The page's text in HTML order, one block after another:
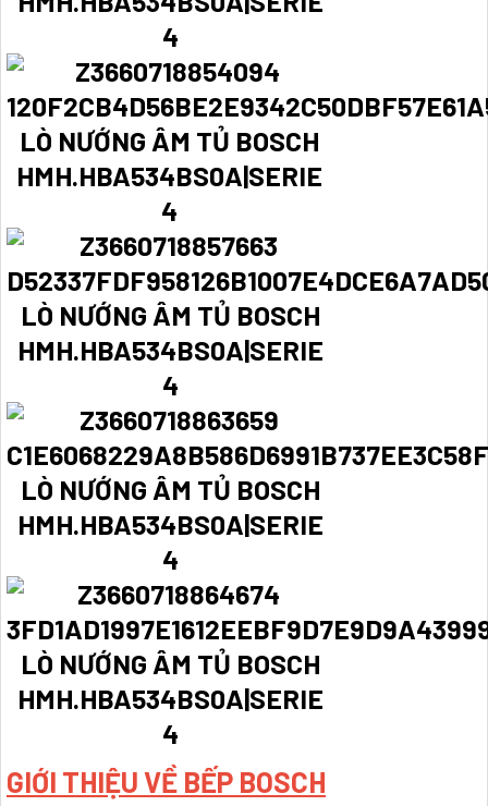
GIỚI THIỆU VỀ BẾP BOSCH